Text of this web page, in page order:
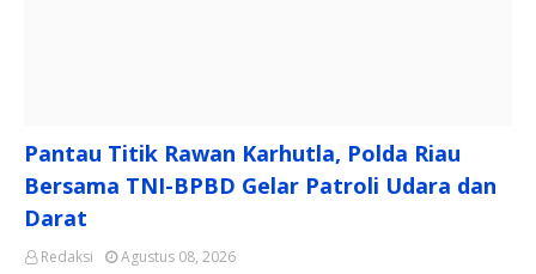
Pantau Titik Rawan Karhutla, Polda Riau
Bersama TNI-BPBD Gelar Patroli Udara dan
Darat
Redaksi
Agustus 08, 2026